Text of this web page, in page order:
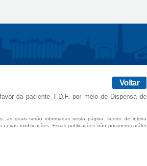
Voltar
da paciente T.D.F, por meio de Dispensa de
as quais serão informadas nesta página, sendo de inteira
modificações. Essas publicações não possuem caráter